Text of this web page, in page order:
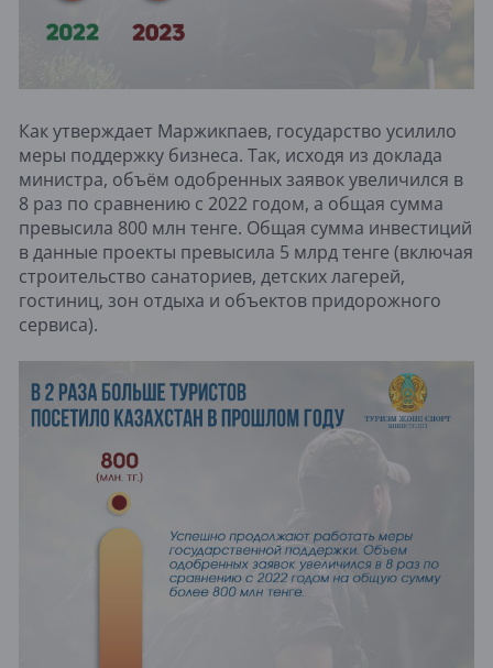
Как утверждает Маржикпаев, государство усилило
меры поддержку бизнеса. Так, исходя из доклада
министра, объём одобренных заявок увеличился в
8 раз по сравнению с 2022 годом, а общая сумма
превысила 800 млн тенге. Общая сумма инвестиций
в данные проекты превысила 5 млрд тенге (включая
строительство санаториев, детских лагерей,
гостиниц, зон отдыха и объектов придорожного
сервиса).